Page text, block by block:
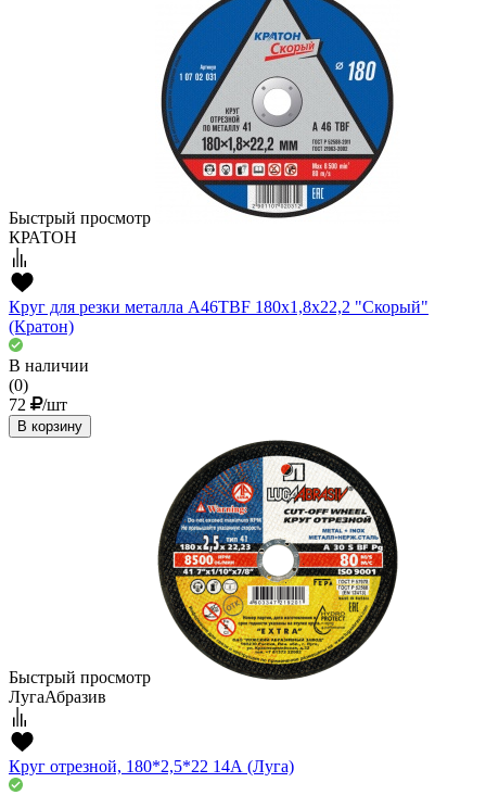
Быстрый просмотр
КРАТОН
Круг для резки металла A46TBF 180х1,8х22,2 "Скорый"
(Кратон)
В наличии
(0)
72
/шт
В корзину
Быстрый просмотр
ЛугаАбразив
Круг отрезной, 180*2,5*22 14А (Луга)